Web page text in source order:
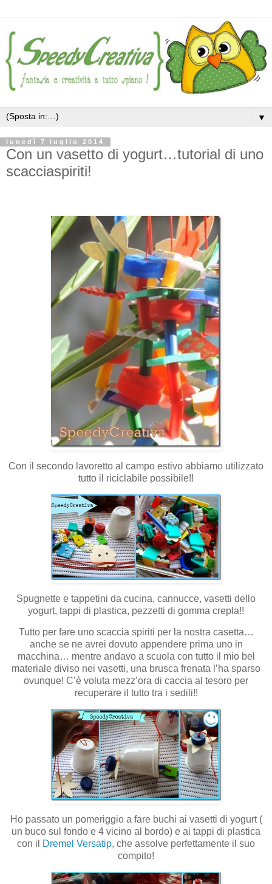
▼
lunedì 7 luglio 2014
Con un vasetto di yogurt…tutorial di uno
scacciaspiriti!
Con il secondo lavoretto al campo estivo abbiamo utilizzato
tutto il riciclabile possibile!!
Spugnette e tappetini da cucina, cannucce, vasetti dello
yogurt, tappi di plastica, pezzetti di gomma crepla!!
Tutto per fare uno scaccia spiriti per la nostra casetta…
anche se ne avrei dovuto appendere prima uno in
macchina… mentre andavo a scuola con tutto il mio bel
materiale diviso nei vasetti, una brusca frenata l’ha sparso
ovunque! C’è voluta mezz’ora di caccia al tesoro per
recuperare il tutto tra i sedili!!
Ho passato un pomeriggio a fare buchi ai vasetti di yogurt (
un buco sul fondo e 4 vicino al bordo) e ai tappi di plastica
con il
Dremel Versatip, che assolve perfettamente il suo
compito!